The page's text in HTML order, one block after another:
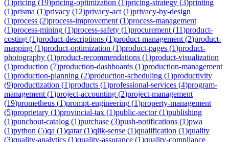
(1)pricing (19)pricing-optimization (1)pricing-strategy (3)printing
(1)prisma (1)privacy (12)privacy-act (1)privacy-by-design
(1)process (2)process-improvement (1)process-management
(1)process-mining (1)process-safety (1)procurement (11)product-
costing (1)product-descriptions (1)product-management (2)product-
mapping (1)product-optimization (1)product-pages (1)product-
photography (1)product-recommendations (1)product-visualization
(1)production (7)production-dashboards (1)production-management
(1)production-planning (2)production-scheduling (1)productivity
(9)productization (1)products (1)professional-services (4)program-
management (1)project-accounting (2)project-management
(19)prometheus (1)prompt-engineering (1)property-management
(5)proprietary (1)provincial-tax (1)public-sector(1)publishing
(1)punchout-catalog (1)purchase (3)push-notifications (1)pwa
(1)python (5)qa (1)qatar(1)qlik-sense (1)qualification (1)quality
(3)quality-analytics (1)quality-assurance (1)quality-compliance